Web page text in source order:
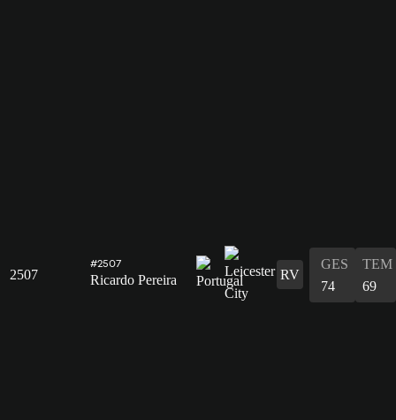
2507
#2507
Ricardo Pereira RV
GES
74
TEM
69